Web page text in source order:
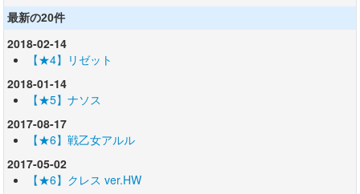
最新の20件
2018-02-14
【★4】リゼット
2018-01-14
【★5】ナソス
2017-08-17
【★6】戦乙女アルル
2017-05-02
【★6】クレス ver.HW